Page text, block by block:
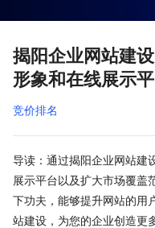
揭阳企业网站建
形象和在线展示
竞价排名
导读：通过揭阳企业网站建
展示平台以及扩大市场覆盖
下功夫，能够提升网站的用
站建设，为您的企业创造更